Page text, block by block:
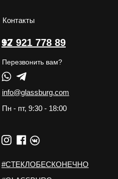
info@glassburg.com
Пн - пт, 9:30 - 18:00
#СТЕКЛОБЕСКОНЕЧНО
Контакты
Перезвонить вам?
+7 921 778 89 92